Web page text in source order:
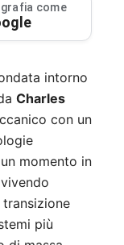
come
intorno
Charles
con un
momento in
transizione
più